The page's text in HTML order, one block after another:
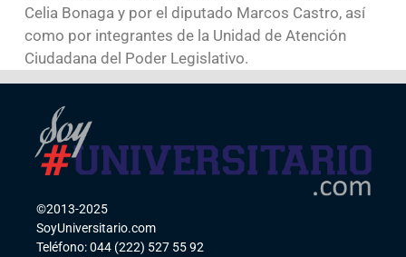
Celia Bonaga y por el diputado Marcos Castro, así
como por integrantes de la Unidad de Atención
Ciudadana del Poder Legislativo.
©2013-2025
SoyUniversitario.com
Teléfono: 044 (222) 527 55 92